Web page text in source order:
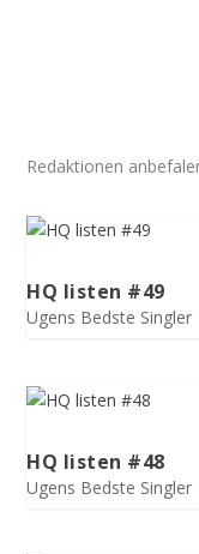
Redaktionen
HQ listen #49
Ugens Bedste Singler
HQ listen #48
Ugens Bedste Singler